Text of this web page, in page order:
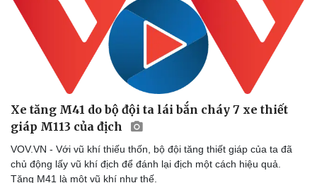
Xe tăng M41 do bộ đội ta lái bắn cháy 7 xe thiết
giáp M113 của địch
VOV.VN - Với vũ khí thiếu thốn, bộ đội tăng thiết giáp của ta đã
chủ động lấy vũ khí địch để đánh lại địch một cách hiệu quả.
Tăng M41 là một vũ khí như thế.